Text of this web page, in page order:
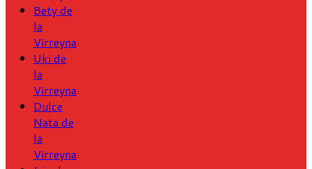
Bety de
la
Virreyna
Uki de
la
Virreyna
Dulce
Nata de
la
Virreyna